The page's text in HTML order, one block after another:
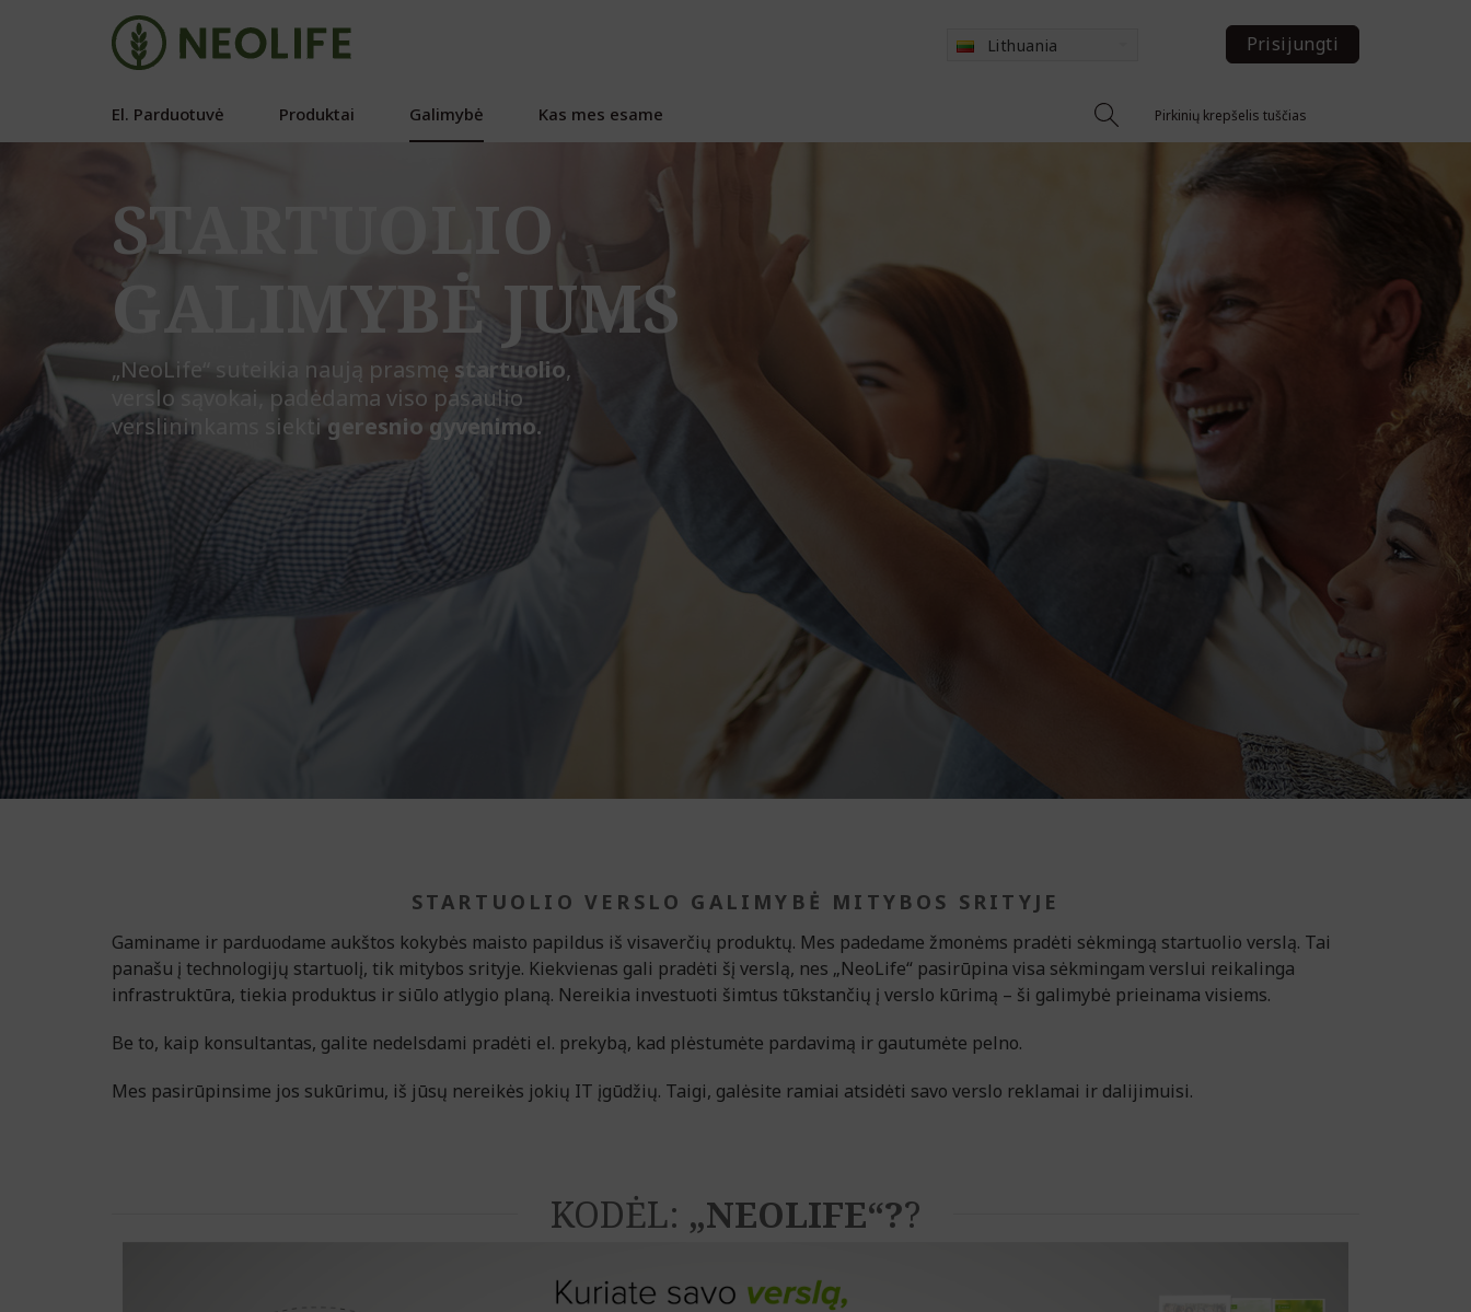
Lithuania Prisijungti
Pirkinių krepšelis tuščias
El. Parduotuvė Produktai Galimybė Kas mes esame
STARTUOLIO
GALIMYBĖ JUMS
„NeoLife“ suteikia naują prasmę startuolio,
verslo sąvokai, padėdama viso pasaulio
verslininkams siektigeresnio gyvenimo.
STARTUOLIO VERSLO GALIMYBĖ MITYBOS SRITYJE
Gaminame ir parduodame aukštos kokybės maisto papildus iš visaverčių produktų. Mes padedame žmonėms pradėti sėkmingą startuolio verslą. Tai
panašu į technologijų startuolį, tik mitybos srityje. Kiekvienas gali pradėti šį verslą, nes „NeoLife“ pasirūpina visa sėkmingam verslui reikalinga
infrastruktūra, tiekia produktus ir siūlo atlygio planą. Nereikia investuoti šimtus tūkstančių į verslo kūrimą – ši galimybė prieinama visiems.
Be to, kaip konsultantas, galite nedelsdami pradėti el. prekybą, kad plėstumėte pardavimą ir gautumėte pelno.
Mes pasirūpinsime jos sukūrimu, iš jūsų nereikės jokių IT įgūdžių. Taigi, galėsite ramiai atsidėti savo verslo reklamai ir dalijimuisi.
KODĖL: „NEOLIFE“??